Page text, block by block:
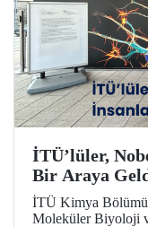
İTÜ’lüler,
Bir Araya
İTÜ Kimya Bölümü
Moleküler Biyoloji